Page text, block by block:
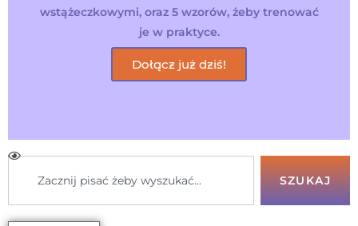
wstążeczkowymi, oraz 5 wzorów, żeby trenować
je w praktyce.
Dołącz już dziś!
SZUKAJ